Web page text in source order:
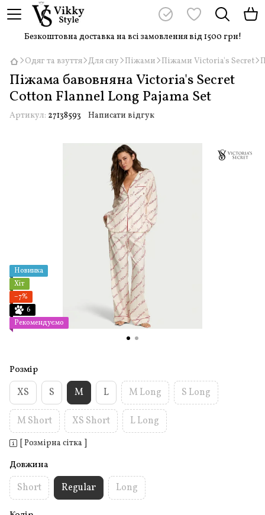
Безкоштовна доставка на всі замовлення від 1500 грн!
Одяг та взуття Для сну Піжами Піжами Victoria's Secret
Піжама бавовняна Victoria's Secret
Cotton Flannel Long Pajama Set
Артикул: 27138593 Написати відгук
Новинка
Хіт
−7%
6
Рекомендуємо
Розмір
XS S M L M Long S Long
M Short XS Short L Long
[ Розмірна сітка ]
Довжина
Short Regular Long